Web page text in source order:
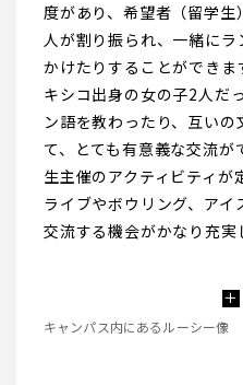
度があり、希望者（留学生
人が割り振られ、一緒に
かけたりすることができま
キシコ出身の女の子2人だ
ン語を教わったり、互い
て、とても有意義な交流
生主催のアクティビティが
ライブやボウリング、アイ
交流する機会がかなり充実
キャンパス内にあるルーシー像